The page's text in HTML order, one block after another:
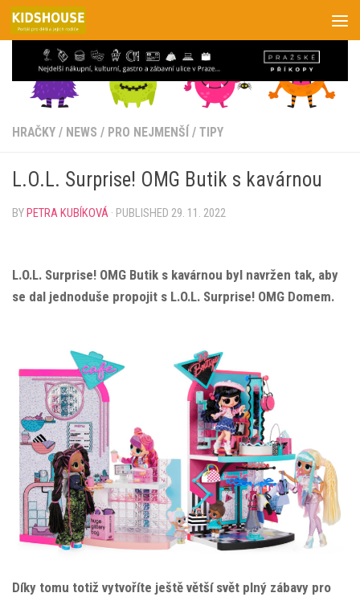
Skip to content
HRAČKY / NEWS / PRO NEJMENŠÍ / TIPY
L.O.L. Surprise! OMG Butik s kavárnou
BYPETRA KUBÍKOVÁ · PUBLISHED 29. 11. 2022
L.O.L. Surprise! OMG Butik s kavárnou byl navržen tak, aby
se dal jednoduše propojit s L.O.L. Surprise! OMG Domem.
Díky tomu totiž vytvoříte ještě větší svět plný zábavy pro